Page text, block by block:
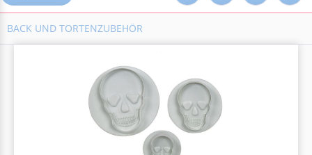
BACK UND TORTENZUBEHÖR